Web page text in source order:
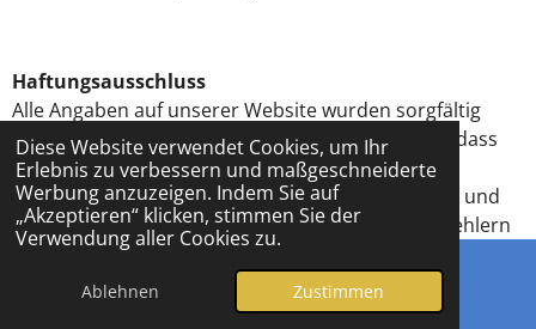
Diese Website verwendet Cookies, um Ihr
Erlebnis zu verbessern und maßgeschneiderte
Werbung anzuzeigen. Indem Sie auf
„Akzeptieren“ klicken, stimmen Sie der
Verwendung aller Cookies zu.
Ablehnen Zustimmen
Haftungsausschluss
Alle Angaben auf unserer Website wurden sorgfältig
geprüft. Wir sind bemüht, dafür Sorge zu tragen, dass
die von
uns bereitgestellten Informationen aktuell, richtig und
vollständig sind. Dennoch ist das Auftreten von Fehlern
nicht
völlig auszuschliessen, so dass wir für die
Vollständigkeit, Richtigkeit und Aktualität der
E-Mail Telefon